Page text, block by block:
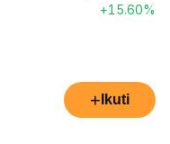
+15.60%
+ Ikuti